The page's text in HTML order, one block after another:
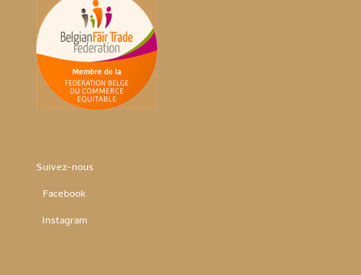
Suivez-nous
Facebook
Instagram